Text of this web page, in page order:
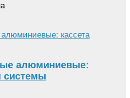
алюминиевые:
системы